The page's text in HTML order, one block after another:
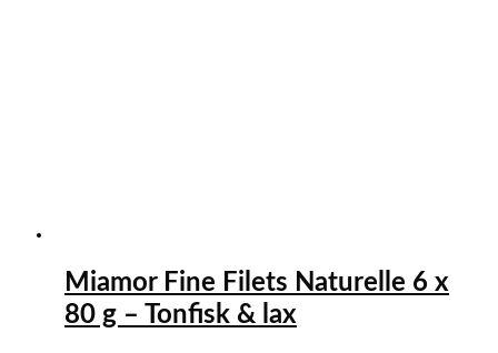
Miamor Fine Filets Naturelle 6 x
80 g – Tonfisk & lax